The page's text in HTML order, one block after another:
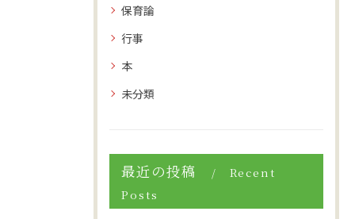
保育論
行事
本
未分類
最近の投稿
Recent
Posts